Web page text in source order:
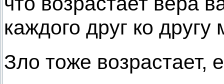
каждого друг ко
Зло тоже возрастает,